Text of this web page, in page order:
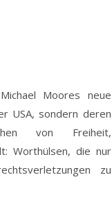
Moores neue
USA, sondern deren
von Freiheit,
Worthülsen, die nur
zu